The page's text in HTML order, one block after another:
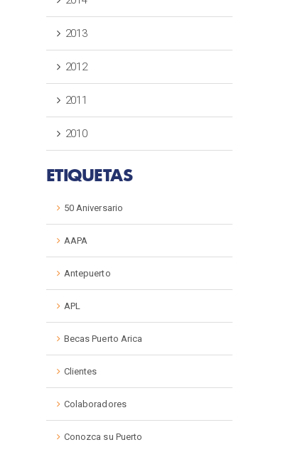
2013
2012
2011
2010
ETIQUETAS
50 Aniversario
AAPA
Antepuerto
APL
Becas Puerto Arica
Clientes
Colaboradores
Conozca su Puerto